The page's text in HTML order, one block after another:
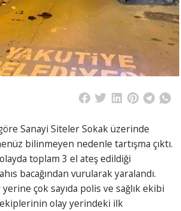
Sanayi Siteler Sokak üzerinde
bilinmeyen nedenle tartışma çıktı.
toplam 3 el ateş edildiği
bacağından vurularak yaralandı.
çok sayıda polis ve sağlık ekibi
ekiplerinin olay yerindeki ilk